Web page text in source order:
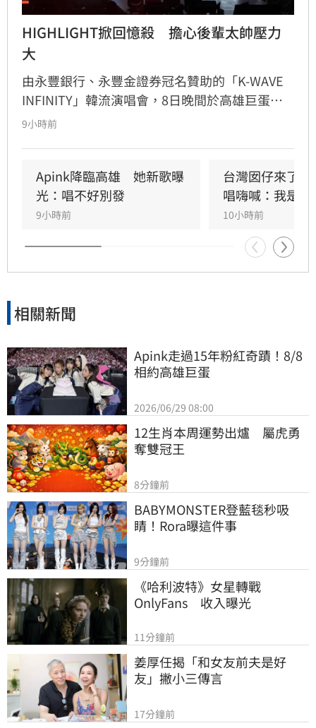
HIGHLIGHT掀回憶殺　擔心後輩太帥壓力
大
由永豐銀行、永豐金證券冠名贊助的「K-WAVE
INFINITY」韓流演唱會，8日晚間於高雄巨蛋熱
力開唱，集結NEWBEAT、FLARE U、CRAVITY、
熱情應援，尖叫與歡呼聲一路未停，最後由
HIGHLIGHT壓軸接管舞台，將現場氣氛推向最高
潮。
9小時前
Apink降臨高雄　她新歌曝
光：唱不好別發
9小時前
台灣囡仔來了
唱嗨喊：我是誰
10小時前
相關新聞
Apink走過15年粉紅奇蹟！8/8
相約高雄巨蛋
2026/06/29 08:00
12生肖本周運勢出爐　屬虎勇
奪雙冠王
8分鐘前
BABYMONSTER登藍毯秒吸
睛！Rora曝這件事
9分鐘前
《哈利波特》女星轉戰
OnlyFans　收入曝光
11分鐘前
姜厚任揭「和女友前夫是好
友」撇小三傳言
17分鐘前